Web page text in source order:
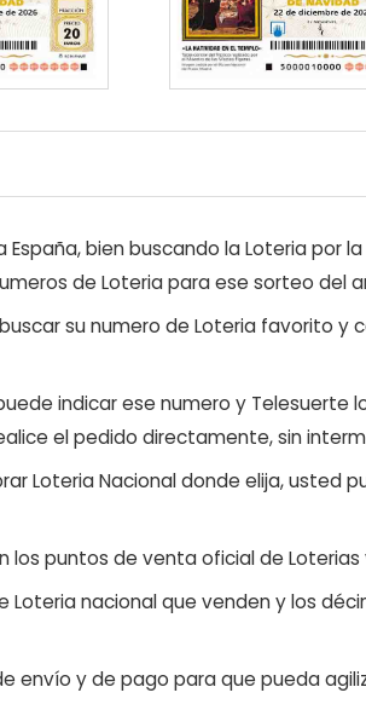
bien buscando la Loteria por
de Loteria para ese sorteo del
su numero de Loteria favorito
indicar ese numero y Telesuerte
el pedido directamente, sin
Loteria Nacional donde elija, usted
puntos de venta oficial de Loterias
Loteria nacional que venden y los
envío y de pago para que pueda